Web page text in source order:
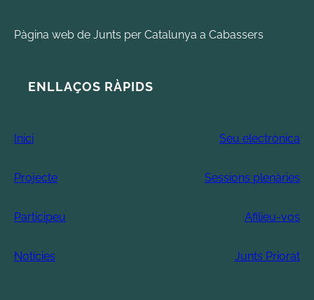
Pàgina web de Junts per Catalunya a Cabassers
ENLLAÇOS RÀPIDS
Inici Seu electrònica
Projecte Sessions plenàries
Participeu Afilieu-vos
Notícies Junts Priorat